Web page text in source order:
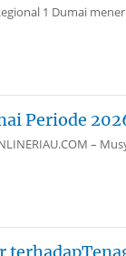
1 Dumai
Periode
–